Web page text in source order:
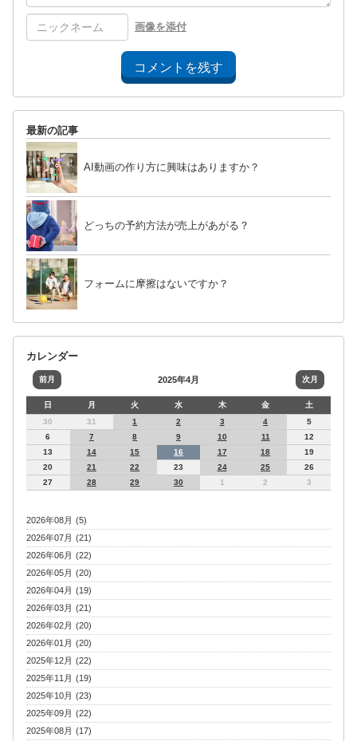
画像を添付
コメントを残す
最新の記事
AI動画の作り方に興味はありますか？
どっちの予約方法が売上があがる？
フォームに摩擦はないですか？
カレンダー
前月 2025年4月 次月
日 月 火 水 木 金
土
30
31 1 2 3 4
5
6
7 8 9 10 11
12
13
14 15 16 17 18
19
20
21 22 23 24 25
26
27
28 29 30 1 2 3
2026年08月 (5)
2026年07月 (21)
2026年06月 (22)
2026年05月 (20)
2026年04月 (19)
2026年03月 (21)
2026年02月 (20)
2026年01月 (20)
2025年12月 (22)
2025年11月 (19)
2025年10月 (23)
2025年09月 (22)
2025年08月 (17)